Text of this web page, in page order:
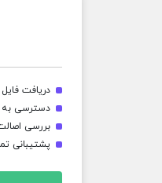
دریافت
دسترسی به
بررسی
پشتیبانی